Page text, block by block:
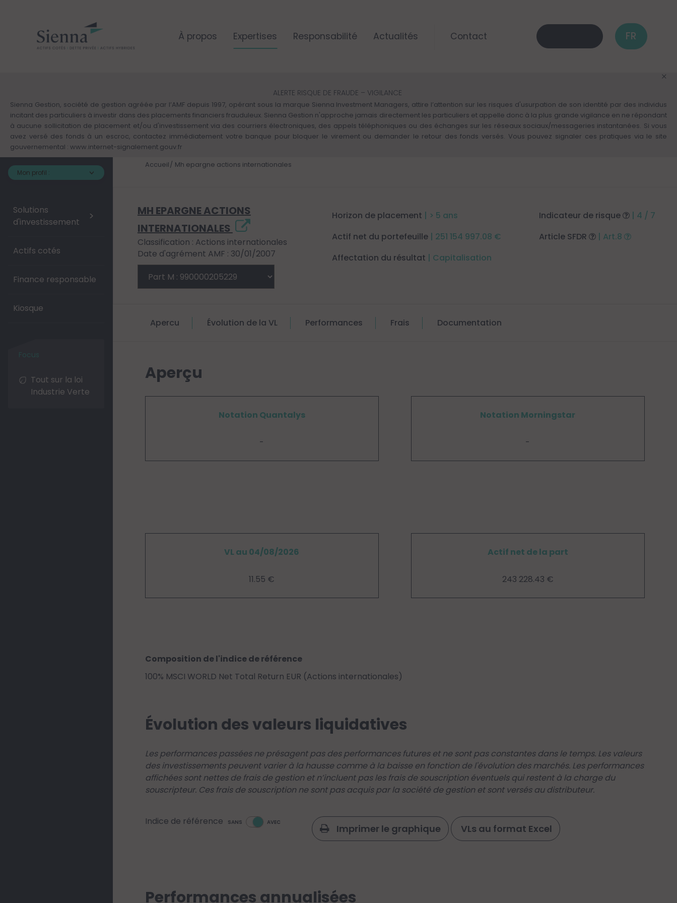
À propos Expertises Responsabilité Actualités Contact FR
ALERTE RISQUE DE FRAUDE – VIGILANCE
Sienna Gestion, société de gestion agréée par l’AMF depuis 1997, opérant sous la marque Sienna Investment Managers, attire l’attention sur les risques d'usurpation de son identité par des individus
incitant des particuliers à investir dans des placements financiers frauduleux. Sienna Gestion n'approche jamais directement les particuliers et appelle donc à la plus grande vigilance en ne répondant
à aucune sollicitation de placement et/ou d'investissement via des courriers électroniques, des appels téléphoniques ou des échanges sur les réseaux sociaux/messageries instantanées. Si vous
avez versé des fonds à un escroc, contactez immédiatement votre banque pour bloquer le virement ou demander le retour des fonds versés. Vous pouvez signaler ces pratiques via le site
gouvernemental : www.internet-signalement.gouv.fr
Mon profil :
Solutions
d'investissement
>
Actifs cotés
Finance responsable
Kiosque
Tout sur la loi
Industrie Verte
Accueil Mh epargne actions internationales
MH EPARGNE ACTIONS
INTERNATIONALES
Classification : Actions internationales
Date d'agrément AMF : 30/01/2007
Horizon de placement | > 5 ans
Actif net du portefeuille | 251 154 997.08 €
Affectation du résultat | Capitalisation
Indicateur de risque
| 4 / 7
Article SFDR
| Art.8
Apercu Évolution de la VL Performances Frais Documentation
Aperçu
Notation Quantalys
-
Notation Morningstar
-
VL au 04/08/2026
11.55 €
Actif net de la part
243 228.43 €
Composition de l'indice de référence
100% MSCI WORLD Net Total Return EUR (Actions internationales)
Évolution des valeurs liquidatives
Les performances passées ne présagent pas des performances futures et ne sont pas constantes dans le temps. Les valeurs
des investissements peuvent varier à la hausse comme à la baisse en fonction de l'évolution des marchés. Les performances
affichées sont nettes de frais de gestion et n’incluent pas les frais de souscription éventuels qui restent à la charge du
souscripteur. Ces frais de souscription ne sont pas acquis par la société de gestion et sont versés au distributeur.
Indice de référence SANS AVEC
Imprimer le graphique VLs au format Excel
Performances annualisées